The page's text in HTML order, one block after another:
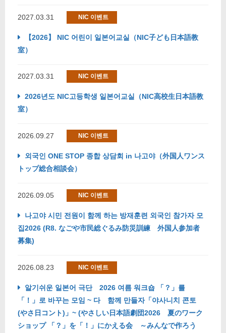
2027.03.31 NIC 이벤트
【2026】 NIC 어린이 일본어교실（NIC子ども日本語教
室）
2027.03.31 NIC 이벤트
2026년도 NIC고등학생 일본어교실（NIC高校生日本語教
室）
2026.09.27 NIC 이벤트
외국인 ONE STOP 종합 상담회 in 나고야（外国人ワンス
トップ総合相談会）
2026.09.05 NIC 이벤트
나고야 시민 전원이 함께 하는 방재훈련 외국인 참가자 모
집2026 (R8. なごや市民総ぐるみ防災訓練 外国人参加者
募集)
2026.08.23 NIC 이벤트
알기쉬운 일본어 극단 2026 여름 워크숍 「？」를
「！」로 바꾸는 모임 ~ 다 함께 만들자「야사니치 콘토
(やさ日コント)」~ (やさしい日本語劇団2026 夏のワーク
ショップ 「？」を「！」にかえる会 ～みんなで作ろう